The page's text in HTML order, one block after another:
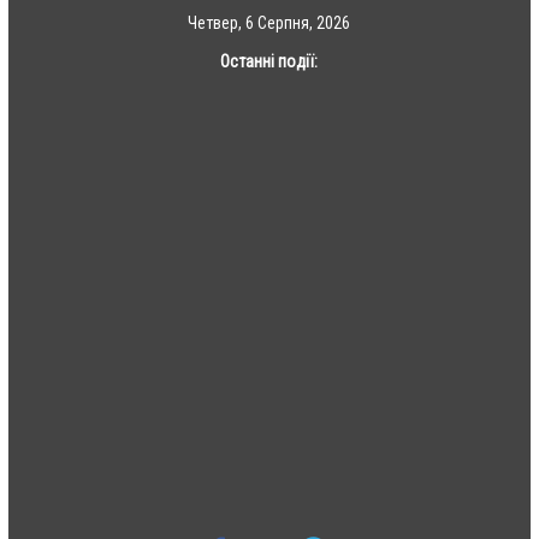
Четвер, 6 Серпня, 2026
Останні події: